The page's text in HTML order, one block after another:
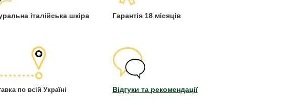
італійська шкіра Гарантія 18 місяців
по всій Україні Відгуки та рекомендації